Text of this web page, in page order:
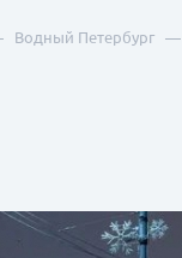
Водный Петербург —